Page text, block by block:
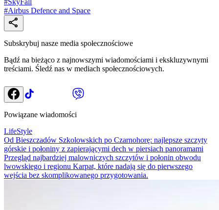
#Airbus Defence and Space
Subskrybuj nasze media społecznościowe
Bądź na bieżąco z najnowszymi wiadomościami i ekskluzywnymi
treściami. Śledź nas w mediach społecznościowych.
Powiązane wiadomości
LifeStyle
Od Bieszczadów Szkolowskich po Czarnohorę: najlepsze szczyty
górskie i połoniny z zapierającymi dech w piersiach panoramami
Przegląd najbardziej malowniczych szczytów i połonin obwodu
lwowskiego i regionu Karpat, które nadają się do pierwszego
wejścia bez skomplikowanego przygotowania.